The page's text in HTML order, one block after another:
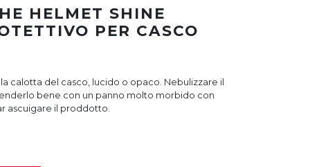
HELMET SHINE
PER CASCO
calotta del casco, lucido o opaco. Nebulizzare il
bene con un panno molto morbido con
ascuigare il proddotto.